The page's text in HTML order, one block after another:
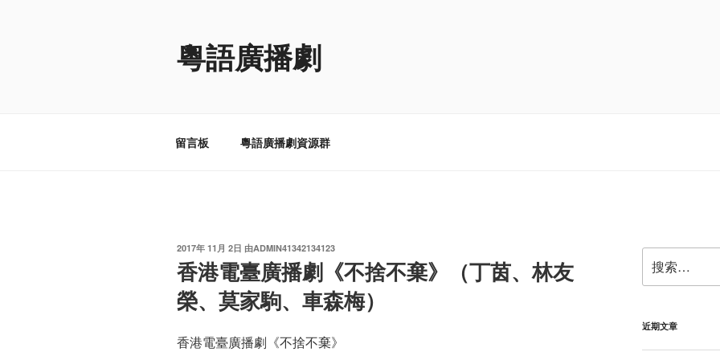
粵語廣播劇
留言板 粵語廣播劇資源群
发
布
于
2017年 11月 2日 由ADMIN41342134123
香港電臺廣播劇《不捨不棄》（丁茵、林友
榮、莫家駒、車森梅）
香港電臺廣播劇《不捨不棄》
索：
近期文章